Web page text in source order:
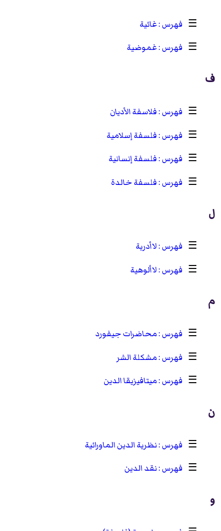
☰
غائية
☰
غموضية
ف
☰
فلاسفة الأديان
☰
فلسفة إسلامية
☰
فلسفة إنسانية
☰
فلسفة خالدة
ل
☰
لاأدرية
☰
لاألوهية
م
☰
محاضرات جيفورد
☰
مشكلة الشر
☰
ميتافيزيقا الدين
ن
☰
نظرية الدين الماورائية
☰
نقد الدين
و